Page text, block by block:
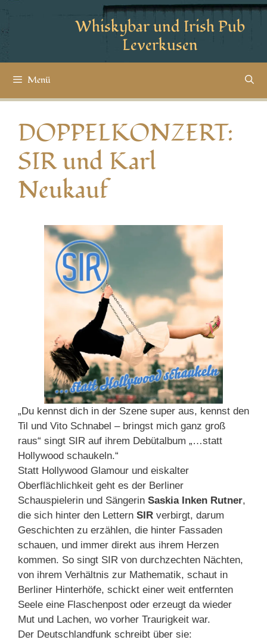
Whiskybar und Irish Pub
Leverkusen
Menü
DOPPELKONZERT:
SIR und Karl
Neukauf
„Du kennst dich in der Szene super aus, kennst den
Til und Vito Schnabel – bringst mich ganz groß
raus“ singt SIR auf ihrem Debütalbum „…statt
Hollywood schaukeln.“
Statt Hollywood Glamour und eiskalter
Oberflächlichkeit geht es der Berliner
Schauspielerin und Sängerin Saskia Inken Rutner,
die sich hinter den Lettern SIR verbirgt, darum
Geschichten zu erzählen, die hinter Fassaden
schauen, und immer direkt aus ihrem Herzen
kommen. So singt SIR von durchzechten Nächten,
von ihrem Verhältnis zur Mathematik, schaut in
Berliner Hinterhöfe, schickt einer weit entfernten
Seele eine Flaschenpost oder erzeugt da wieder
Mut und Lachen, wo vorher Traurigkeit war.
Der Deutschlandfunk schreibt über sie: